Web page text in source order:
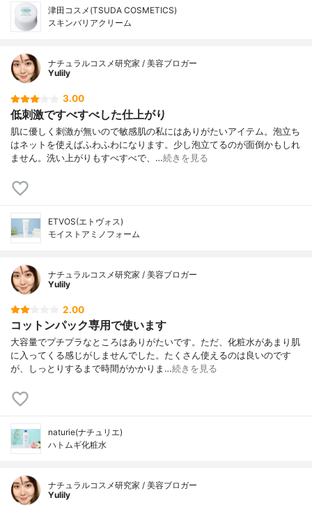
津田コスメ(TSUDA COSMETICS)
スキンバリアクリーム
ナチュラルコスメ研究家 / 美容ブロガー
Yulily
3.00
低刺激ですべすべした仕上がり
肌に優しく刺激が無いので敏感肌の私にはありがたいアイテム。泡立ち
はネットを使えばふわふわになります。少し泡立てるのが面倒かもしれ
ません。洗い上がりもすべすべで、…続きを見る
ETVOS(エトヴォス)
モイストアミノフォーム
ナチュラルコスメ研究家 / 美容ブロガー
Yulily
2.00
コットンパック専用で使います
大容量でプチプラなところはありがたいです。ただ、化粧水があまり肌
に入ってくる感じがしませんでした。たくさん使えるのは良いのです
が、しっとりするまで時間がかかりま…続きを見る
naturie(ナチュリエ)
ハトムギ化粧水
ナチュラルコスメ研究家 / 美容ブロガー
Yulily